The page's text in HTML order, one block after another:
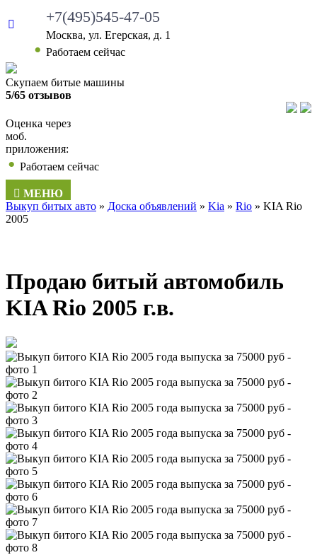
+7(495)545-47-05
Москва, ул. Егерская, д. 1
Работаем сейчас
Скупаем битые машины
5/65 отзывов
Оценка через
моб.
приложения:
Работаем сейчас
МЕНЮ
Выкуп битых авто » Доска объявлений » Kia » Rio » KIA Rio
2005
Продаю битый автомобиль
KIA Rio 2005 г.в.